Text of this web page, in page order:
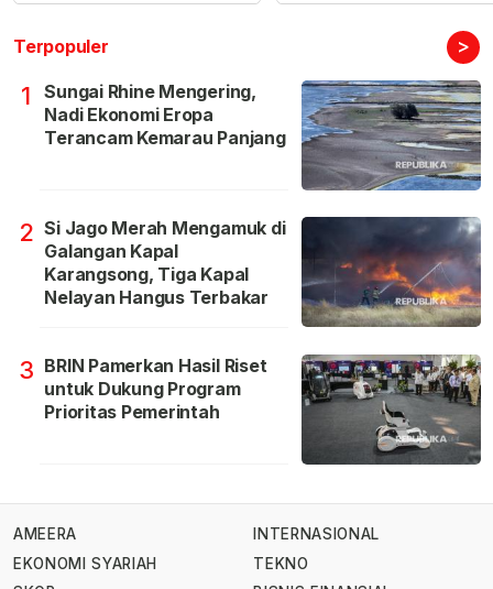
Terpopuler >
1
Sungai Rhine Mengering,
Nadi Ekonomi Eropa
Terancam Kemarau Panjang
2 Si Jago Merah Mengamuk di
Galangan Kapal
Karangsong, Tiga Kapal
Nelayan Hangus Terbakar
3 BRIN Pamerkan Hasil Riset
untuk Dukung Program
Prioritas Pemerintah
AMEERA
EKONOMI SYARIAH
INTERNASIONAL
TEKNO